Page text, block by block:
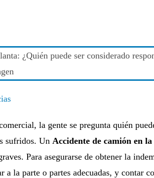
la gente se pregunta quién
sufridos. Un Accidente de camión en
Para asegurarse de obtener la
a la parte o partes adecuadas, y contar